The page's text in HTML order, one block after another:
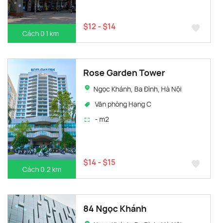
Cách 0.1 km
$12 - $14
Cách 0.2 km
Rose Garden Tower
Ngọc Khánh, Ba Đình, Hà Nội
Văn phòng Hạng C
- m2
$14 - $15
84 Ngọc Khánh